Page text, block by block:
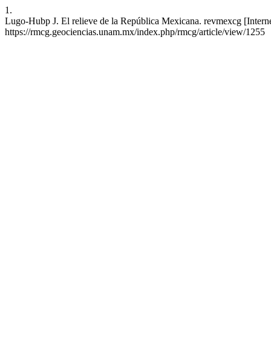
1.
Lugo-Hubp J. El relieve de la República Mexicana. revmexcg
https://rmcg.geociencias.unam.mx/index.php/rmcg/article/view/1255